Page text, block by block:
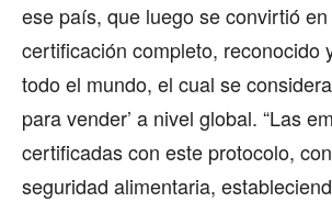
ese país, que luego se convirtió
certificación completo, reconocido
todo el mundo, el cual se
para vender’ a nivel global. “Las
certificadas con este protocolo,
seguridad alimentaria,